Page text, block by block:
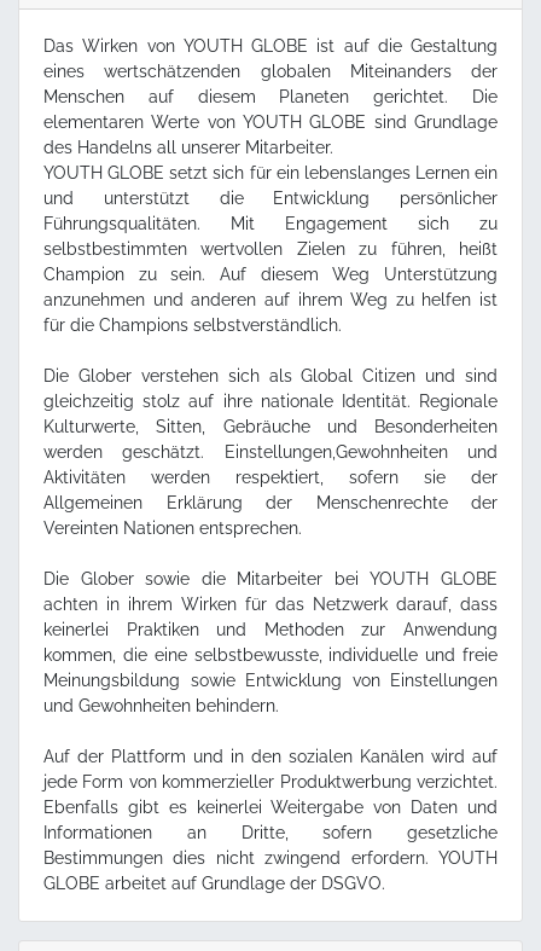
Das Wirken von YOUTH GLOBE ist auf die Gestaltung
eines wertschätzenden globalen Miteinanders der
Menschen auf diesem Planeten gerichtet. Die
elementaren Werte von YOUTH GLOBE sind Grundlage
des Handelns all unserer Mitarbeiter.
YOUTH GLOBE setzt sich für ein lebenslanges Lernen ein
und unterstützt die Entwicklung persönlicher
Führungsqualitäten. Mit Engagement sich zu
selbstbestimmten wertvollen Zielen zu führen, heißt
Champion zu sein. Auf diesem Weg Unterstützung
anzunehmen und anderen auf ihrem Weg zu helfen ist
für die Champions selbstverständlich.
Die Glober verstehen sich als Global Citizen und sind
gleichzeitig stolz auf ihre nationale Identität. Regionale
Kulturwerte, Sitten, Gebräuche und Besonderheiten
werden geschätzt. Einstellungen,Gewohnheiten und
Aktivitäten werden respektiert, sofern sie der
Allgemeinen Erklärung der Menschenrechte der
Vereinten Nationen entsprechen.
Die Glober sowie die Mitarbeiter bei YOUTH GLOBE
achten in ihrem Wirken für das Netzwerk darauf, dass
keinerlei Praktiken und Methoden zur Anwendung
kommen, die eine selbstbewusste, individuelle und freie
Meinungsbildung sowie Entwicklung von Einstellungen
und Gewohnheiten behindern.
Auf der Plattform und in den sozialen Kanälen wird auf
jede Form von kommerzieller Produktwerbung verzichtet.
Ebenfalls gibt es keinerlei Weitergabe von Daten und
Informationen an Dritte, sofern gesetzliche
Bestimmungen dies nicht zwingend erfordern. YOUTH
GLOBE arbeitet auf Grundlage der DSGVO.